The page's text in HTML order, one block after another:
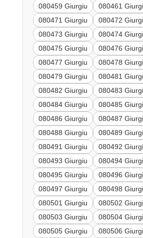
080459 Giurgiu
080461
080471 Giurgiu
080472
080473 Giurgiu
080474
080475 Giurgiu
080476
080477 Giurgiu
080478
080479 Giurgiu
080481
080482 Giurgiu
080483
080484 Giurgiu
080485
080486 Giurgiu
080487
080488 Giurgiu
080489
080491 Giurgiu
080492
080493 Giurgiu
080494
080495 Giurgiu
080496
080497 Giurgiu
080498
080501 Giurgiu
080502
080503 Giurgiu
080504
080505 Giurgiu
080506